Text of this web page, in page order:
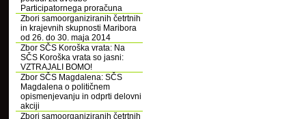
Participatornega proračuna
Zbori samoorganiziranih četrtnih
in krajevnih skupnosti Maribora
od 26. do 30. maja 2014
Zbor SČS Koroška vrata: Na
SČS Koroška vrata so jasni:
VZTRAJALI BOMO!
Zbor SČS Magdalena: SČS
Magdalena o političnem
opismenjevanju in odprti delovni
akciji
Zbori samoorganiziranih četrtnih